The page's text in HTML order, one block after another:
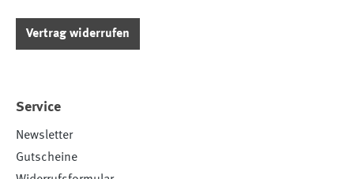
Vertrag widerrufen
Service
Newsletter
Gutscheine